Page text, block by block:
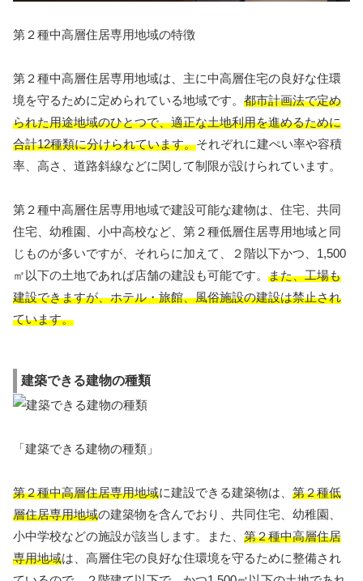
第２種中高層住居専用地域の特徴
第２種中高層住居専用地域は、主に中高層住宅の良好な住環
境を守るために定められている地域です。 都市計画法で定め
られた用途地域のひとつで、適正な土地利用を進めるために
合計12種類に分けられています。それぞれに建ぺい率や容積
率、高さ、道路斜線などに関して制限が設けられています。
第２種中高層住居専用地域で建設可能な建物は、住宅、共同
住宅、幼稚園、小中高校など、第２種低層住居専用地域と同
じものが多いですが、それらに加えて、２階以下かつ、1,500
㎡以下の土地であれば店舗の建設も可能です。 また、工場も
建設できますが、ホテル・旅館、風俗施設の建設は禁止され
ています。
建築できる建物の種類
「建築できる建物の種類」
第２種中高層住居専用地域に建設できる建築物は、 第２種低
層住居専用地域の建築物を含んでおり、共同住宅、幼稚園、
小中学校などの施設が該当します。また、 第２種中高層住居
専用地域は、高層住宅の良好な住環境を守るために整備され